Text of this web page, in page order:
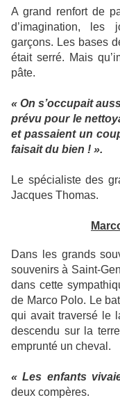
A grand renfort de
d’imagination, les
garçons. Les bases
était serré. Mais
pâte.
« On s’occupait
prévu pour le
et passaient un
faisait du bien ! ».
Le spécialiste des
Jacques Thomas.
Dans les grands
souvenirs à Saint-
dans cette
de Marco Polo. Le
qui avait traversé le
descendu sur la
emprunté un cheval.
« Les enfants
deux compères.